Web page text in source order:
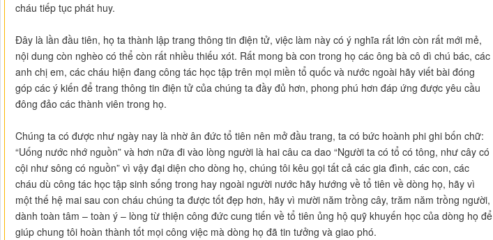
cháu tiếp tục phát huy.
Đây là lần đầu tiên, họ ta thành lập trang thông tin điện tử, việc làm này có ý nghĩa rất lớn còn rất mới mẻ,
nội dung còn nghèo có thể còn rất nhiều thiếu xót. Rất mong bà con trong họ các ông bà cô dì chú bác, các
anh chị em, các cháu hiện đang công tác học tập trên mọi miền tổ quốc và nước ngoài hãy viết bài đóng
góp các ý kiến để trang thông tin điện tử của chúng ta đầy đủ hơn, phong phú hơn đáp ứng được yêu cầu
đông đảo các thành viên trong họ.
Chúng ta có được như ngày nay là nhờ ân đức tổ tiên nên mở đầu trang, ta có bức hoành phi ghi bốn chữ:
“Uống nước nhớ nguồn” và hơn nữa đi vào lòng người là hai câu ca dao “Người ta có tổ có tông, như cây có
cội như sông có nguồn” vì vậy đại diện cho dòng họ, chúng tôi kêu gọi tất cả các gia đình, các con, các
cháu dù công tác học tập sinh sống trong hay ngoài người nước hãy hướng về tổ tiên về dòng họ, hãy vì
một thế hệ mai sau con cháu chúng ta được tốt đẹp hơn, hãy vì mười năm trồng cây, trăm năm trồng người,
dành toàn tâm – toàn ý – lòng từ thiện công đức cung tiến về tổ tiên ủng hộ quỹ khuyến học của dòng họ để
giúp chung tôi hoàn thành tốt mọi công việc mà dòng họ đã tin tưởng và giao phó.